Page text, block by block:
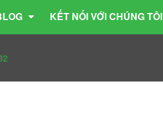
KẾT NỐI VỚI CHÚNG TÔI